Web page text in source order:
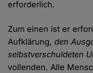
erforderlich.
Zum einen ist er
Aufklärung,den
selbstverschuldeten
vollenden. Alle